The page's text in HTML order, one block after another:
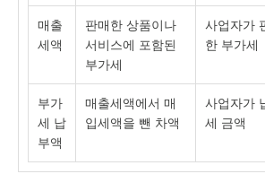
매출
세액
판매한 상품이나
서비스에 포함된
부가세
사업자가
한 부가세
부가
세 납
부액
매출세액에서 매
입세액을 뺀 차액
사업자가
세 금액